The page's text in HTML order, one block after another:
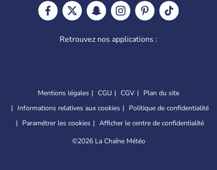
Retrouvez nos applications :
Mentions légales CGU CGV
Plan du site
Informations relatives aux cookies
Politique de confidentialité
Paramétrer les cookies
Afficher le centre de confidentialité
©2026 La Chaîne Météo